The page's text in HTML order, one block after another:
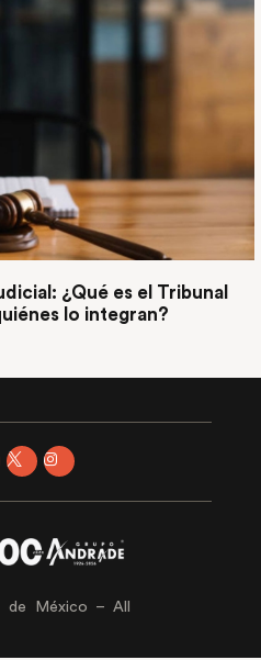
¿Qué es el Tribunal
lo integran?
México – All